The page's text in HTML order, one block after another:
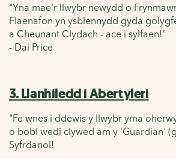
"Yna mae'r llwybr newydd o
Flaenafon yn ysblennydd gyda
a Cheunant Clydach - ace i sylfaen!"
- Dai Price
3. Llanhiledd i Abertyleri
"Fe wnes i ddewis y llwybr yma
o bobl wedi clywed am y 'Guardian'
Syfrdanol!